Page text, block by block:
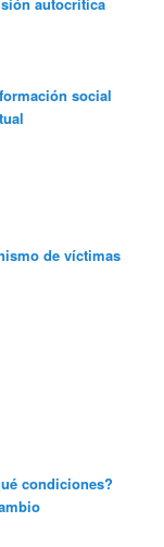
social
de víctimas
condiciones?